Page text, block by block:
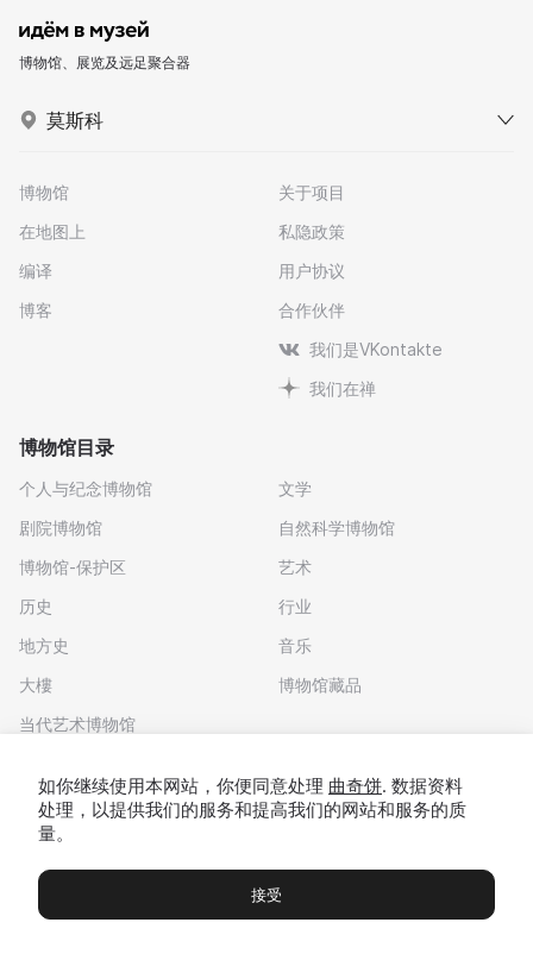
博物馆、展览及远足聚合器
莫斯科
博物馆
在地图上
编译
博客
关于项目
私隐政策
用户协议
合作伙伴
我们是VKontakte
我们在禅
博物馆目录
个人与纪念博物馆
剧院博物馆
博物馆-保护区
历史
地方史
大樓
当代艺术博物馆
文学
自然科学博物馆
艺术
行业
音乐
博物馆藏品
博物馆 展览及展览 Чаты Вы
如你继续使用本网站，你便同意处理 曲奇饼. 数据资料
处理，以提供我们的服务和提高我们的网站和服务的质
量。
接受